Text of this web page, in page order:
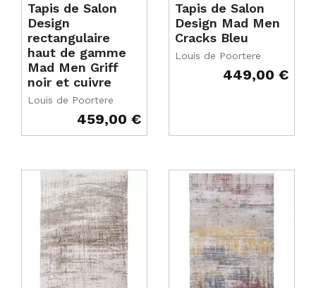
Tapis de Salon
Design
rectangulaire
haut de gamme
Mad Men Griff
noir et cuivre
Louis de Poortere
459,00 €
Tapis de Salon
Design Mad Men
Cracks Bleu
Louis de Poortere
449,00 €